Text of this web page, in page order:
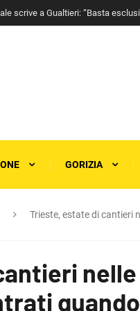
scrive a Gualtieri: “Basta
GORIZIA
Trieste, estate di cantieri